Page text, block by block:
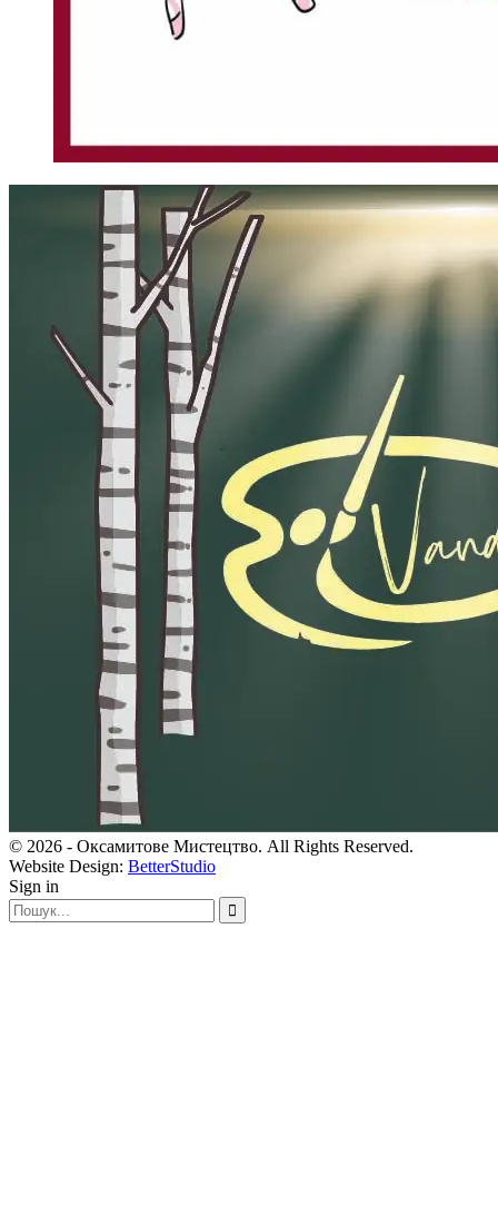
© 2026 - Оксамитове Мистецтво. All Rights Reserved.
Website Design: BetterStudio
Sign in